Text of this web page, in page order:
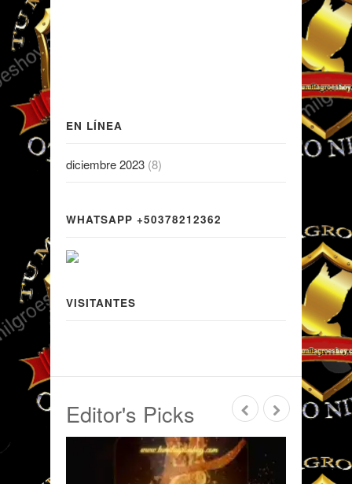
EN LÍNEA
diciembre 2023 (8)
WHATSAPP +50378212362
VISITANTES
Editor's Picks